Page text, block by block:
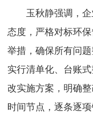
玉秋静强调，
态度，严格对标环
举措，确保所有问
实行清单化、台账
改实施方案，明确
时间节点，逐条逐